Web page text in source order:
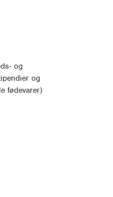
og
og
fødevarer)